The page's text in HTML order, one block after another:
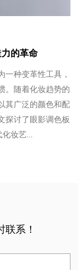
戏规则改变者
线笔已成为一款革
解决方案。这款创
可提供准确的唇部
功能必备工具。
统唇...
系！